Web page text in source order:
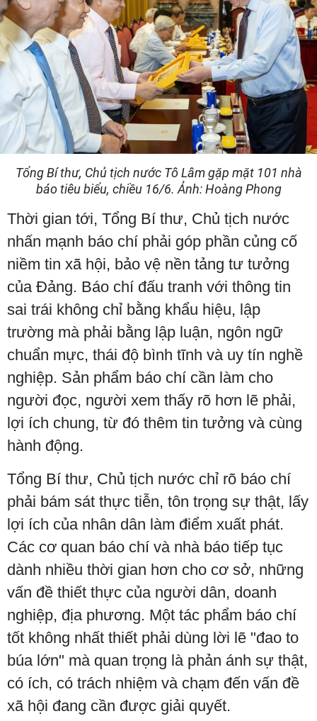
Tổng Bí thư, Chủ tịch nước Tô Lâm gặp mặt 101 nhà
báo tiêu biểu, chiều 16/6. Ảnh: Hoàng Phong
Thời gian tới, Tổng Bí thư, Chủ tịch nước
nhấn mạnh báo chí phải góp phần củng cố
niềm tin xã hội, bảo vệ nền tảng tư tưởng
của Đảng. Báo chí đấu tranh với thông tin
sai trái không chỉ bằng khẩu hiệu, lập
trường mà phải bằng lập luận, ngôn ngữ
chuẩn mực, thái độ bình tĩnh và uy tín nghề
nghiệp. Sản phẩm báo chí cần làm cho
người đọc, người xem thấy rõ hơn lẽ phải,
lợi ích chung, từ đó thêm tin tưởng và cùng
hành động.
Tổng Bí thư, Chủ tịch nước chỉ rõ báo chí
phải bám sát thực tiễn, tôn trọng sự thật, lấy
lợi ích của nhân dân làm điểm xuất phát.
Các cơ quan báo chí và nhà báo tiếp tục
dành nhiều thời gian hơn cho cơ sở, những
vấn đề thiết thực của người dân, doanh
nghiệp, địa phương. Một tác phẩm báo chí
tốt không nhất thiết phải dùng lời lẽ "đao to
búa lớn" mà quan trọng là phản ánh sự thật,
có ích, có trách nhiệm và chạm đến vấn đề
xã hội đang cần được giải quyết.